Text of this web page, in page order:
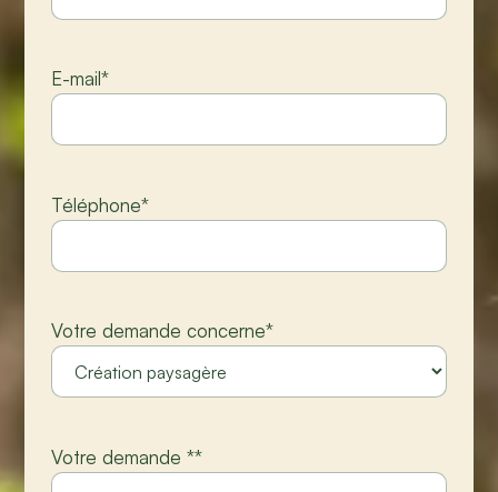
E-mail*
Téléphone*
Votre demande concerne*
Votre demande **